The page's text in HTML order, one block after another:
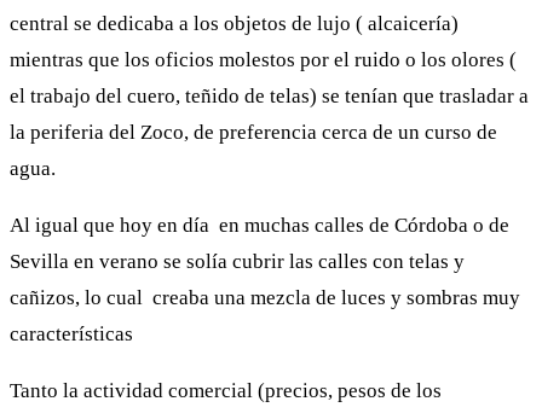
central se dedicaba a los objetos de lujo ( alcaicería)
mientras que los oficios molestos por el ruido o los olores (
el trabajo del cuero, teñido de telas) se tenían que trasladar a
la periferia del Zoco, de preferencia cerca de un curso de
agua.
Al igual que hoy en día en muchas calles de Córdoba o de
Sevilla en verano se solía cubrir las calles con telas y
cañizos, lo cual creaba una mezcla de luces y sombras muy
características
Tanto la actividad comercial (precios, pesos de los